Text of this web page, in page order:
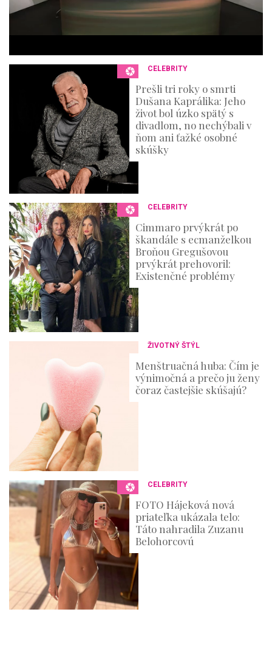
6
CELEBRITY
Prešli tri roky o smrti
Dušana Kaprálika: Jeho
život bol úzko spätý s
divadlom, no nechýbali v
ňom ani ťažké osobné
skúšky
CELEBRITY
Cimmaro prvýkrát po
škandále s ecmanželkou
Broňou Gregušovou
prvýkrát prehovoril:
Existenčné problémy
ŽIVOTNÝ ŠTÝL
Menštruačná huba: Čím je
výnimočná a prečo ju ženy
čoraz častejšie skúšajú?
CELEBRITY
FOTO Hájeková nová
priateľka ukázala telo:
Táto nahradila Zuzanu
Belohorcovú